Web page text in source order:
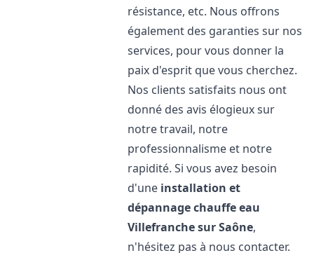
résistance, etc. Nous offrons
également des garanties sur nos
services, pour vous donner la
paix d'esprit que vous cherchez.
Nos clients satisfaits nous ont
donné des avis élogieux sur
notre travail, notre
professionnalisme et notre
rapidité. Si vous avez besoin
d'une installation et
dépannage chauffe eau
Villefranche sur Saône,
n'hésitez pas à nous contacter.